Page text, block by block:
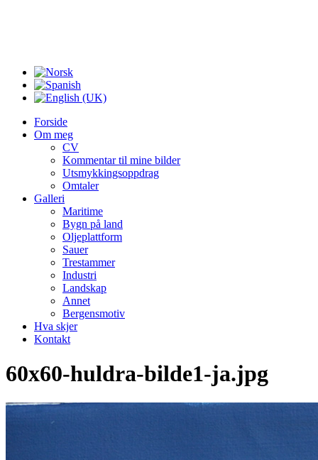
Forside
Om meg
CV
Kommentar til mine bilder
Utsmykkingsoppdrag
Omtaler
Galleri
Maritime
Bygn på land
Oljeplattform
Sauer
Trestammer
Industri
Landskap
Annet
Bergensmotiv
Hva skjer
Kontakt
60x60-huldra-bilde1-ja.jpg